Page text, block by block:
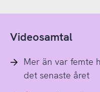
Videosamtal
Mer än var femte
det senaste året